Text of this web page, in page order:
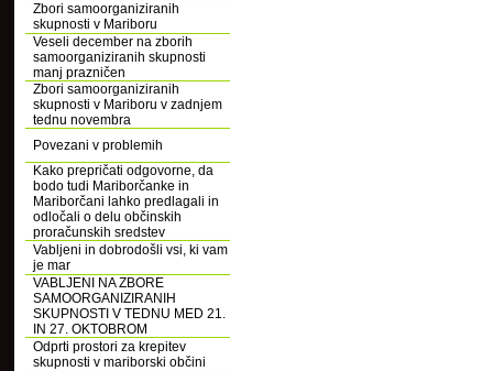
Zbori samoorganiziranih
skupnosti v Mariboru
Veseli december na zborih
samoorganiziranih skupnosti
manj prazničen
Zbori samoorganiziranih
skupnosti v Mariboru v zadnjem
tednu novembra
Povezani v problemih
Kako prepričati odgovorne, da
bodo tudi Mariborčanke in
Mariborčani lahko predlagali in
odločali o delu občinskih
proračunskih sredstev
Vabljeni in dobrodošli vsi, ki vam
je mar
VABLJENI NA ZBORE
SAMOORGANIZIRANIH
SKUPNOSTI V TEDNU MED 21.
IN 27. OKTOBROM
Odprti prostori za krepitev
skupnosti v mariborski občini